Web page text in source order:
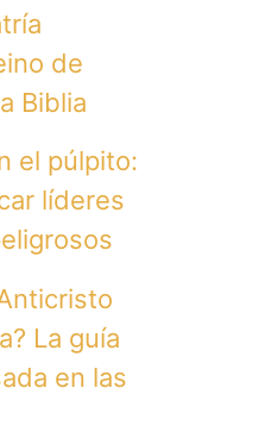
de
Biblia
el púlpito:
líderes
La guía
en las